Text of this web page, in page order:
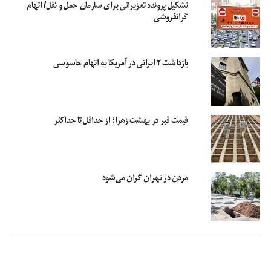
تا ۳ سال آینده مشکلی در زمینه دفن در بهشت زهرا نداریم
گلپایگانی در ادامه افزود: براین اساس کمیته راهبری مکان یابی آرامستان های جدید
پایتخت با مشخص شدن اعضا تشکیل شده است تا پس از مطالعات کارشناسی،
گزینه‌های مناسب به شورای اسلامی شهر ارائه و پس از تأیید جهت طی شدن مراحل
قانونی به شورای برنامه ریزی استان تهران و شورای عالی شهرسازی و معماری کشور
ارائه شود.
مدیرعامل سازمان بهشت‌زهرا (س) نیز با اشاره به اقدامات صورت گرفته برای جبران
سال آینده مشکلی در این زمینه نخواهیم داشت و این امر از طریق تدابیر مدیریتی در
داخل بهشت زهرا و همچنین زمین‌های خودِ آرامستان حل خواهد شد.
آماده سازی ۲۵ هزار قبر برای زمان‌های بحرانی
خال افزود: براین مبنا، باید برای آینده آرامستان جدید پایتخت، فکری اساسی شود و با
مکان یابی جدید و توسعه زیر ساخت‌ها، شرایط برای دفن اموات آماده شود و تیم
تشکیل پرونده تعزیراتی برای سازمان حمل و نقل/ اتهام
گرانفروشی
بازداشت ۲ ایرانی در آمریکا به اتهام جاسوسی
قیمت قبر در بهشت زهرا؛ از حداقل تا حداکثر
مردن در تهران گران می‌‌شود